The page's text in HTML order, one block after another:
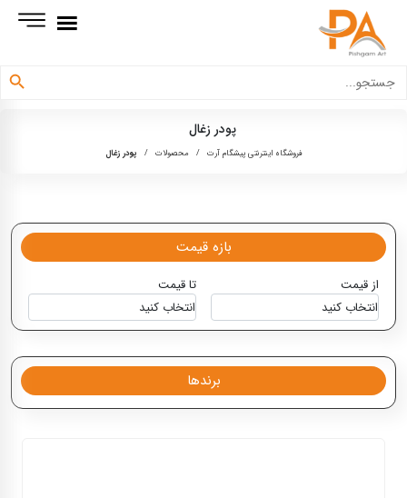
برای:
دکمه جستجو
پودر زغال
فروشگاه اینترنتی پیشگام آرت / محصولات / پودر زغال
بازه قیمت
از قیمت تا قیمت
برندها